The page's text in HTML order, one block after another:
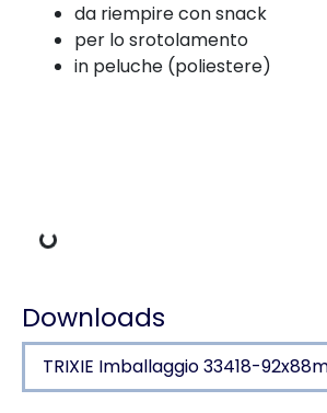
da riempire con snack
per lo srotolamento
in peluche (poliestere)
Dati di carico
Downloads
TRIXIE Imballaggio 33418-